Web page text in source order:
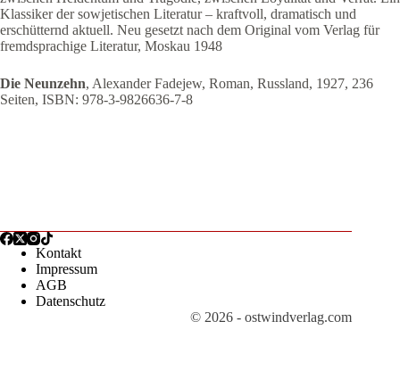
Klassiker der sowjetischen Literatur – kraftvoll, dramatisch und
erschütternd aktuell. Neu gesetzt nach dem Original vom Verlag für
fremdsprachige Literatur, Moskau 1948
Die Neunzehn, Alexander Fadejew, Roman, Russland, 1927, 236
Seiten, ISBN: 978-3-9826636-7-8
Kontakt
Impressum
AGB
Datenschutz
© 2026 - ostwindverlag.com